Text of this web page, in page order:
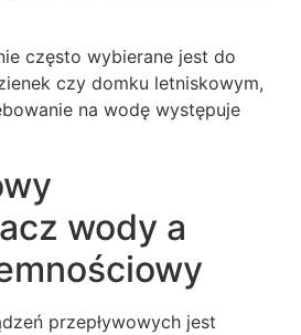
często wybierane jest do
czy domku letniskowym,
na wodę występuje
wody a
przepływowych jest